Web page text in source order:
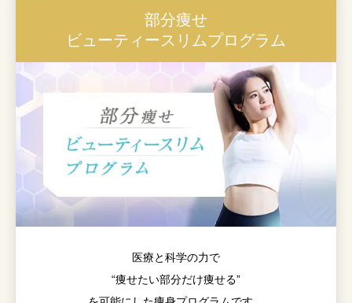
部分痩せ
ビューティースリムプログラム
医療と科学の力で
“痩せたい部分だけ痩せる”